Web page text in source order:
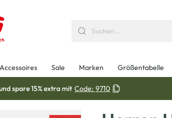
Accessoires Sale Marken Größentabelle
spare 15% extra mit Code: 9710